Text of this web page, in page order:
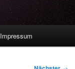
Impressum